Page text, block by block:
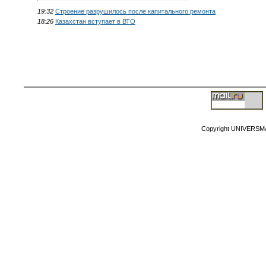
19:32 Строение разрушилось после капитального ремонта
18:26 Казахстан вступает в ВТО
Copyright